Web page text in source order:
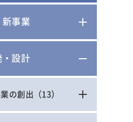
新事業
・設計
の創出 （13）